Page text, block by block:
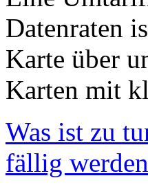
Datenraten
Karte über
Karten mit
Was ist zu
fällig